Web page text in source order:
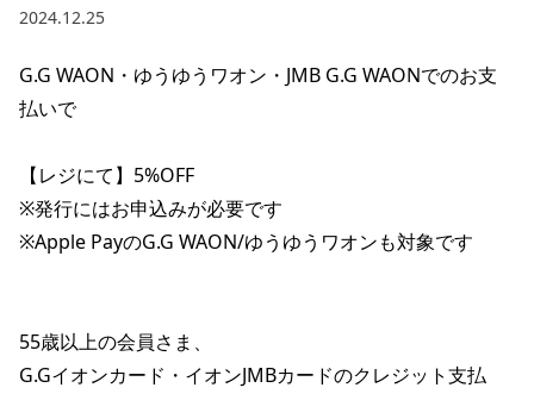
2024.12.25
G.G WAON・ゆうゆうワオン・JMB G.G WAONでのお支
払いで
【レジにて】5%OFF
※発行にはお申込みが必要です
※Apple PayのG.G WAON/ゆうゆうワオンも対象です
55歳以上の会員さま、
G.Gイオンカード・イオンJMBカードのクレジット支払